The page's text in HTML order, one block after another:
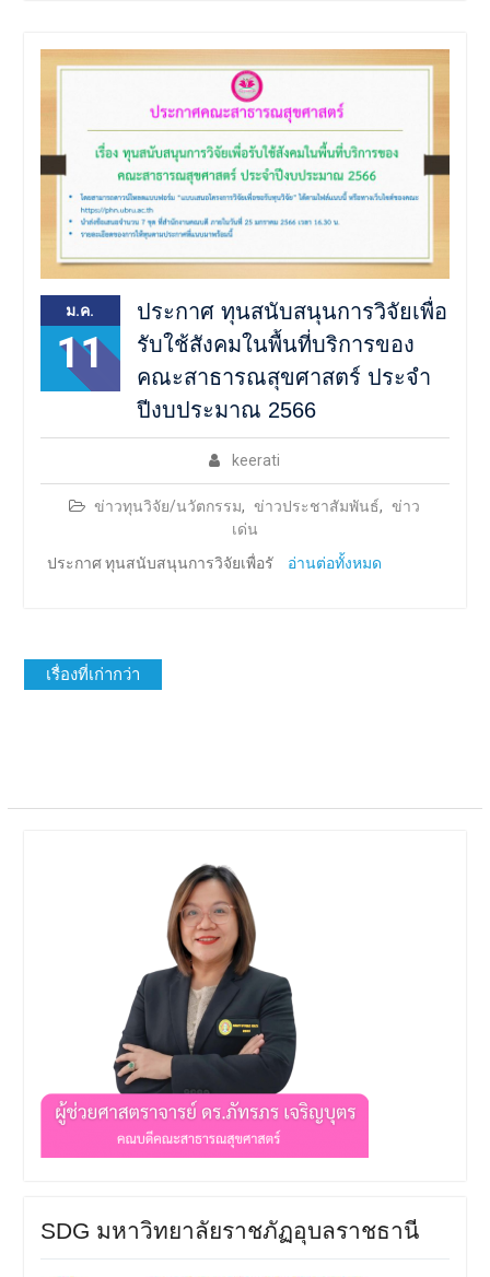
ม.ค.
11
ประกาศ ทุนสนับสนุนการวิจัยเพื่อ
รับใช้สังคมในพื้นที่บริการของ
คณะสาธารณสุขศาสตร์ ประจำ
ปีงบประมาณ 2566
keerati
ข่าวทุนวิจัย/นวัตกรรม, ข่าวประชาสัมพันธ์, ข่าว
เด่น
ประกาศ ทุนสนับสนุนการวิจัยเพื่อรั
อ่านต่อทั้งหมด
เมนู
นำทาง
เรื่องที่เก่ากว่า
SDG มหาวิทยาลัยราชภัฏอุบลราชธานี